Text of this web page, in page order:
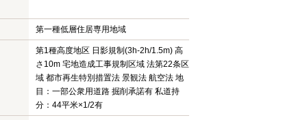
第一種低層住居専用地域
第1種高度地区 日影規制(3h-2h/1.5m) 高
さ10m 宅地造成工事規制区域 法第22条区
域 都市再生特別措置法 景観法 航空法 地
目：一部公衆用道路 掘削承諾有 私道持
分：44平米×1/2有